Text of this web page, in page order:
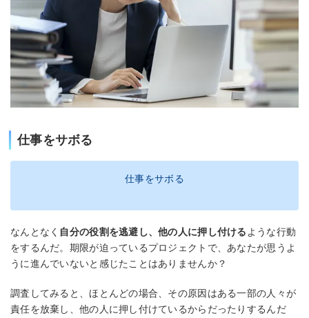
仕事をサボる
仕事をサボる
なんとなく 自分の役割を逃避し、他の人に押し付ける ような行動
をするんだ。期限が迫っているプロジェクトで、あなたが思うよ
うに進んでいないと感じたことはありませんか？
調査してみると、ほとんどの場合、その原因はある一部の人々が
責任を放棄し、他の人に押し付けているからだったりするんだ